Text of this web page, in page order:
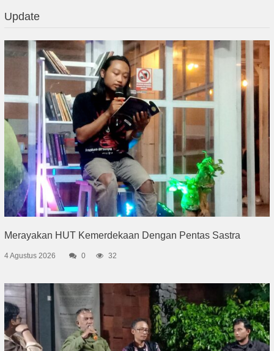
Update
Merayakan HUT Kemerdekaan Dengan Pentas Sastra
4 Agustus 2026 0 32